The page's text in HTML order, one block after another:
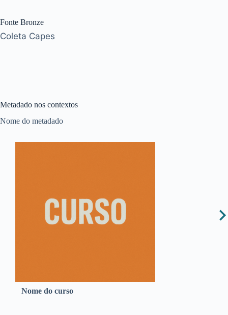
Fonte Bronze
Coleta Capes
Metadado nos contextos
Nome do metadado
Nome do curso